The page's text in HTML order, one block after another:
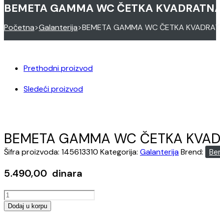
BEMETA GAMMA WC ČETKA
Početna>Galanterija>BEMETA GAMMA WC ČETKA
Prethodni proizvod
Sledeći proizvod
BEMETA GAMMA WC ČETKA
Šifra proizvoda: 145613310 Kategorija: GalanterijaBrend:
5.490,00 dinara
BEMETA
GAMMA
Dodaj u korpu